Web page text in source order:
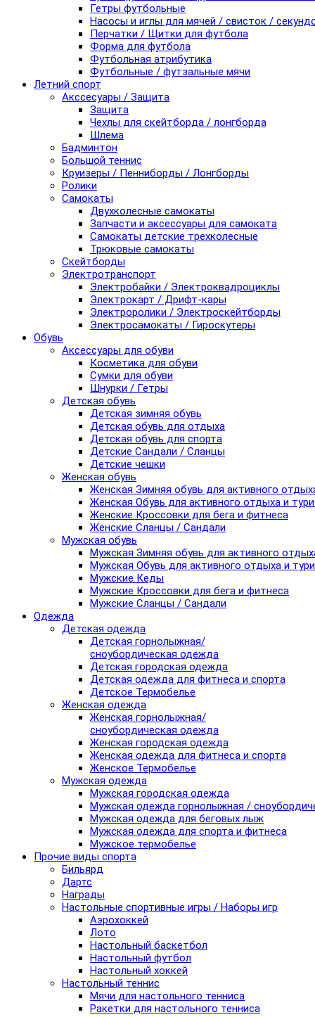
Гетры футбольные
Насосы и иглы для мячей / свисток /
Перчатки / Щитки для футбола
Форма для футбола
Футбольная атрибутика
Футбольные / футзальные мячи
Летний спорт
Акссесуары / Защита
Защита
Чехлы для скейтборда / лонгборда
Шлема
Бадминтон
Большой теннис
Круизеры / Пенниборды / Лонгборды
Ролики
Самокаты
Двухколесные самокаты
Запчасти и аксессуары для самоката
Самокаты детские трехколесные
Трюковые самокаты
Скейтборды
Электротранспорт
Электробайки / Электроквадроциклы
Электрокарт / Дрифт-кары
Электроролики / Электроскейтборды
Электросамокаты / Гироскутеры
Обувь
Аксессуары для обуви
Косметика для обуви
Сумки для обуви
Шнурки / Гетры
Детская обувь
Детская зимняя обувь
Детская обувь для отдыха
Детская обувь для спорта
Детские Сандали / Сланцы
Детские чешки
Женская обувь
Женская Зимняя обувь для активного
Женская Обувь для активного отдыха и
Женские Кроссовки для бега и фитнеса
Женские Сланцы / Сандали
Мужская обувь
Мужская Зимняя обувь для активного
Мужская Обувь для активного отдыха и
Мужские Кеды
Мужские Кроссовки для бега и фитнеса
Мужские Сланцы / Сандали
Одежда
Детская одежда
Детская горнолыжная/
сноубордическая одежда
Детская городская одежда
Детская одежда для фитнеса и спорта
Детское Термобелье
Женская одежда
Женская горнолыжная/
сноубордическая одежда
Женская городская одежда
Женская одежда для фитнеса и спорта
Женское Термобелье
Мужская одежда
Мужская городская одежда
Мужская одежда горнолыжная /
Мужская одежда для беговых лыж
Мужская одежда для спорта и фитнеса
Мужское термобелье
Прочие виды спорта
Бильярд
Дартс
Награды
Настольные спортивные игры / Наборы игр
Аэрохоккей
Лото
Настольный баскетбол
Настольный футбол
Настольный хоккей
Настольный теннис
Мячи для настольного тенниса
Ракетки для настольного тенниса